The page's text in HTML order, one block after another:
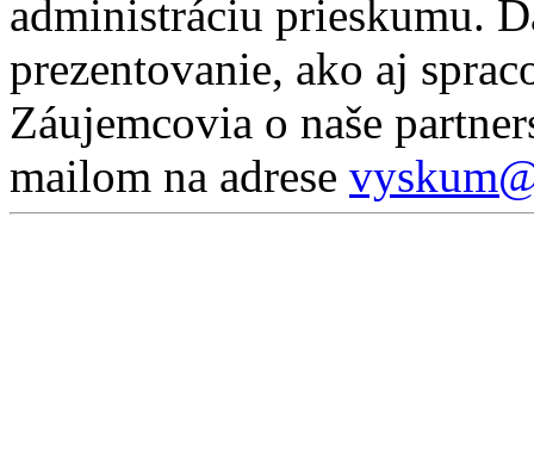
administráciu prieskumu.
prezentovanie, ako aj
Záujemcovia o naše
mailom na adrese